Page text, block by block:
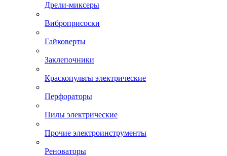
Дрели-миксеры
Виброприсоски
Гайковерты
Заклепочники
Краскопульты электрические
Перфораторы
Пилы электрические
Прочие электроинструменты
Реноваторы